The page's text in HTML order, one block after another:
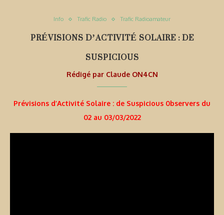
Info Trafic Radio Trafic Radioamateur
PRÉVISIONS D’ACTIVITÉ SOLAIRE : DE
SUSPICIOUS
Rédigé par Claude ON4CN
Prévisions d’Activité Solaire : de Suspicious 0bservers du
02 au 03/03/2022